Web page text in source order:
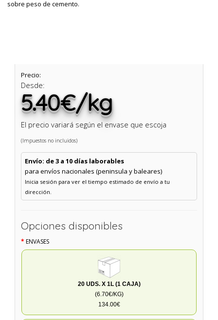
sobre peso de cemento.
Precio:
Desde:
5.40€/kg
El precio variará según el envase que escoja
(Impuestos no incluidos)
Envío: de 3 a 10 días laborables
para envíos nacionales (peninsula y baleares)
Inicia sesión para ver el tiempo estimado de envío a tu
dirección.
Opciones disponibles
ENVASES
20 UDS. X 1L (1 CAJA)
(6.70€/KG)
134.00€